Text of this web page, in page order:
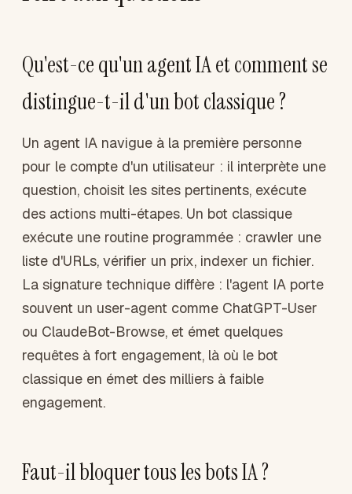
Qu'est-ce qu'un agent IA et comment se
distingue-t-il d'un bot classique ?
Un agent IA navigue à la première personne
pour le compte d'un utilisateur : il interprète une
question, choisit les sites pertinents, exécute
des actions multi-étapes. Un bot classique
exécute une routine programmée : crawler une
liste d'URLs, vérifier un prix, indexer un fichier.
La signature technique diffère : l'agent IA porte
souvent un user-agent comme ChatGPT-User
ou ClaudeBot-Browse, et émet quelques
requêtes à fort engagement, là où le bot
classique en émet des milliers à faible
engagement.
Faut-il bloquer tous les bots IA ?